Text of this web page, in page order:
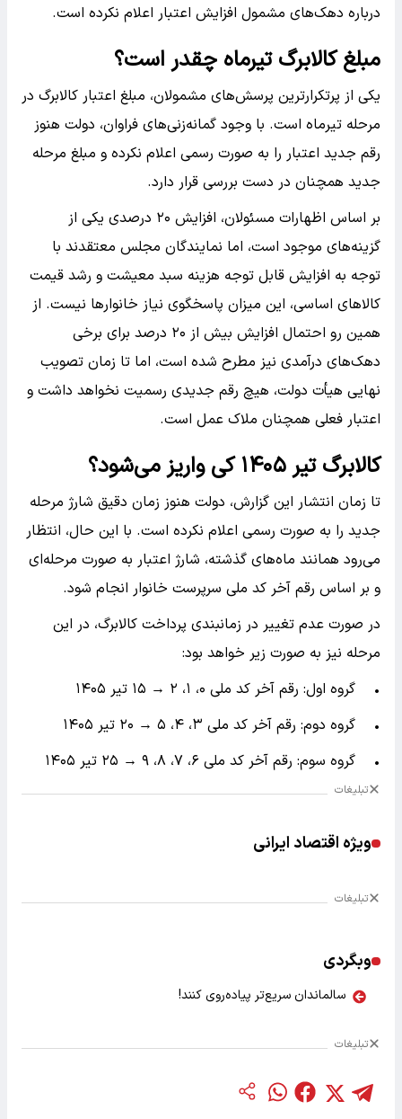
درباره دهک‌های مشمول افزایش اعتبار اعلام نکرده است.
مبلغ کالابرگ تیرماه چقدر است؟
یکی از پرتکرارترین پرسش‌های مشمولان، مبلغ اعتبار کالابرگ در
مرحله تیرماه است. با وجود گمانه‌زنی‌های فراوان، دولت هنوز
رقم جدید اعتبار را به صورت رسمی اعلام نکرده و مبلغ مرحله
جدید همچنان در دست بررسی قرار دارد.
بر اساس اظهارات مسئولان، افزایش ۲۰ درصدی یکی از
گزینه‌های موجود است، اما نمایندگان مجلس معتقدند با
توجه به افزایش قابل توجه هزینه سبد معیشت و رشد قیمت
کالاهای اساسی، این میزان پاسخگوی نیاز خانوارها نیست. از
همین رو احتمال افزایش بیش از ۲۰ درصد برای برخی
دهک‌های درآمدی نیز مطرح شده است، اما تا زمان تصویب
نهایی هیأت دولت، هیچ رقم جدیدی رسمیت نخواهد داشت و
اعتبار فعلی همچنان ملاک عمل است.
کالابرگ تیر ۱۴۰۵ کی واریز می‌شود؟
تا زمان انتشار این گزارش، دولت هنوز زمان دقیق شارژ مرحله
جدید را به صورت رسمی اعلام نکرده است. با این حال، انتظار
می‌رود همانند ماه‌های گذشته، شارژ اعتبار به صورت مرحله‌ای
و بر اساس رقم آخر کد ملی سرپرست خانوار انجام شود.
در صورت عدم تغییر در زمانبندی پرداخت کالابرگ، در این
مرحله نیز به صورت زیر خواهد بود:
• گروه اول: رقم آخر کد ملی ۰، ۱، ۲ → ۱۵ تیر ۱۴۰۵
• گروه دوم: رقم آخر کد ملی ۳، ۴، ۵ → ۲۰ تیر ۱۴۰۵
• گروه سوم: رقم آخر کد ملی ۶، ۷، ۸، ۹ → ۲۵ تیر ۱۴۰۵
تبلیغات
ویژه اقتصاد ایرانی
تبلیغات
وبگردی
سالماندان سریع‌تر پیاده‌روی کنند!
تبلیغات